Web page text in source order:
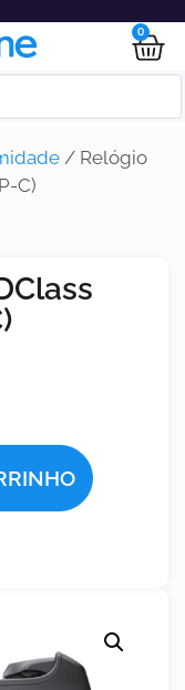
0
/ Relógio
C)